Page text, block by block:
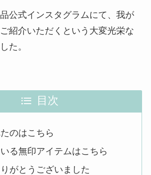
公式インスタグラムにて、我が
紹介いただくという大変光栄な
た。
目次
のはこちら
る無印アイテムはこちら
がとうございました